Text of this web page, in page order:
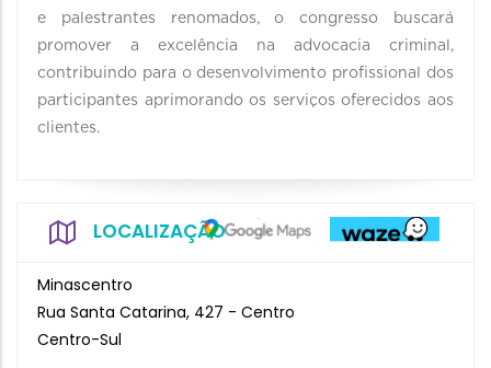
e palestrantes renomados, o congresso buscará
promover a excelência na advocacia criminal,
contribuindo para o desenvolvimento profissional dos
participantes aprimorando os serviços oferecidos aos
clientes.
LOCALIZAÇÃO
Minascentro
Rua Santa Catarina, 427 - Centro
Centro-Sul